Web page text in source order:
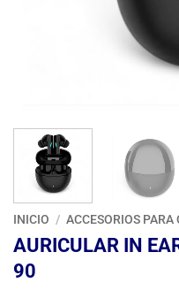
INICIO / ACCESORIOS PARA
AURICULAR IN
90